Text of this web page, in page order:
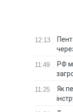
12:13
11:49
РФ
11:25
Як